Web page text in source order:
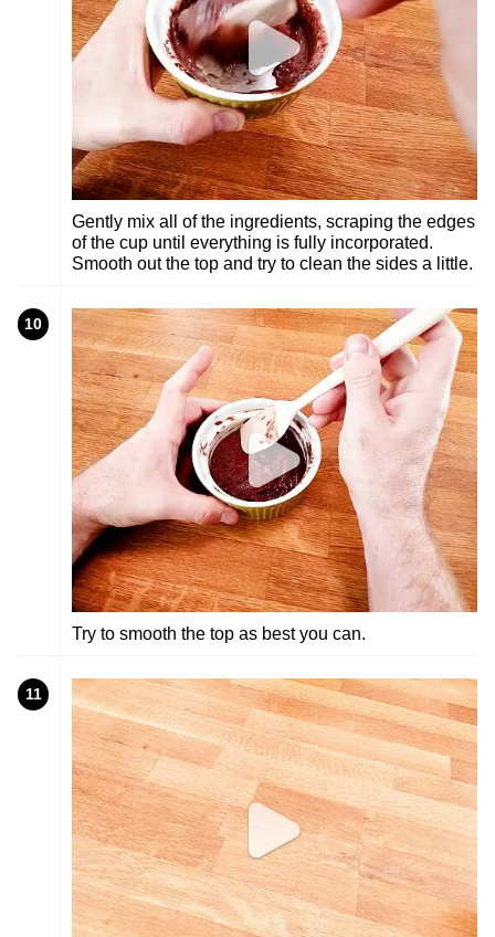
Gently mix all of the ingredients, scraping the edges
of the cup until everything is fully incorporated.
Smooth out the top and try to clean the sides a little.
10
Try to smooth the top as best you can.
11